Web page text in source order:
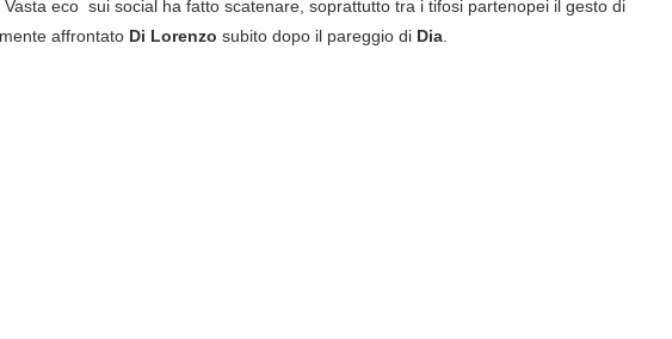
eco sui social ha fatto scatenare, soprattutto tra i tifosi partenopei il gesto di
affrontato Di Lorenzo subito dopo il pareggio di Dia